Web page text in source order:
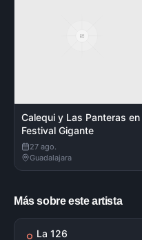
Calequi y Las Panteras en
Festival Gigante
27 ago.
Guadalajara
Más sobre este artista
La 126